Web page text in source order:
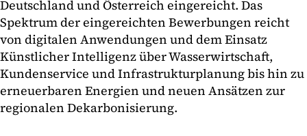
Deutschland und Österreich eingereicht. Das
Spektrum der eingereichten Bewerbungen reicht
von digitalen Anwendungen und dem Einsatz
Künstlicher Intelligenz über Wasserwirtschaft,
Kundenservice und Infrastrukturplanung bis hin zu
erneuerbaren Energien und neuen Ansätzen zur
regionalen Dekarbonisierung.